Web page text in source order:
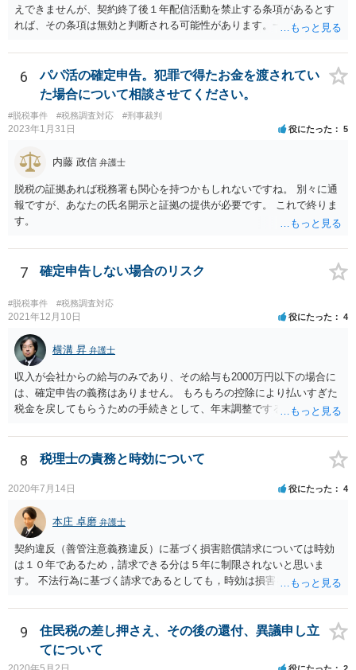
えできませんが、契約終了後１年配信活動を禁止する条項があるとす
れば、その条項は無効と判断される可能性があります。一度実際に弁
した方がよろしいかと存じます。
6
パパ活の確定申告。犯罪で得たお金を渡されてい
た場合について相談させてください。
#脱税事件 #税務調査対応 #刑事裁判
2023年1月31日 役にたった 5
内藤 政信 弁護士
脱税の証拠あれば税務署も関心を持つかもしれないですね。 別々に通
報ですが、あなたの氏名開示と証拠の提供が必要です。 これで終りま
す。
7 確定申告しない場合のリスク
#脱税事件 #税務調査対応
2021年12月10日 役にたった 4
横溝 昇 弁護士
収入が会社からの給与のみであり、その給与も2000万円以下の場合に
は、確定申告の義務はありません。 もろもろの控除により払いすぎた
税金を戻してもらうための手続きとして、年末調整でするのか、確定
する義務がある場合で確定申告をしなかった場合には、税務署の調査
等があり、本来払うべき税金にプラスして加算税の処分を科される場
合もあります。 高額なものでもない限り単なる無申告だけでは直ちに
逮捕されないとは思います。
8 税理士の責務と時効について
2020年7月14日 役にたった 4
本庄 卓磨 弁護士
契約違反（善管注意義務違反）に基づく損害賠償請求については時効
は１０年であるため，請求できる分は５年に制限されないと思いま
す。 不法行為に基づく請求であるとしても，時効は損害を知ってから
とをお勧めいたします。
9
住民税の差し押さえ、その後の還付、異議申し立
てについて
役にたった 2